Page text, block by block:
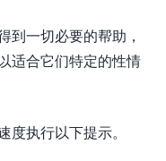
到一切必要的帮助，
适合它们特定的性情
执行以下提示。